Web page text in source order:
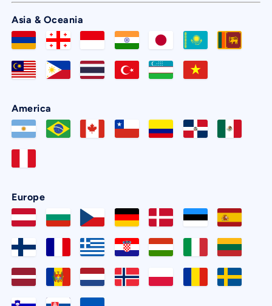
Asia & Oceania
America
Europe